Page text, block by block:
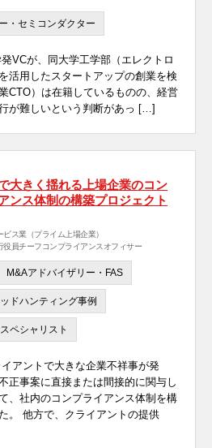
・セミコンダクター
VCが、同大学工学部（エレクトロ
活用したスタートアップの創業を検
CTO）は在籍しているものの、経営
が難しいという判断があっ […]
大きく揺れる上場企業のコン
ンス体制の構築プロジェクト
ビス業（プライム上場企業）
役員チーフコンプライアンスオフィサー
M&Aアドバイザリー・FAS
ドハンティング事例
ペシャリスト
アントで大きな企業不祥事が発
正事案に直接または間接的に関与し
、社内のコンプライアンス体制を構
。 他方で、クライアントの提供